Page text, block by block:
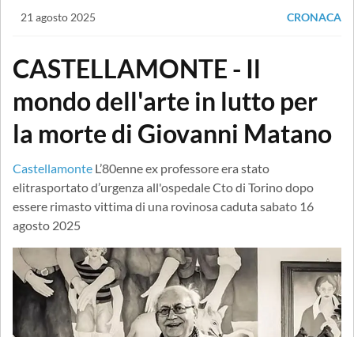
21 agosto 2025 CRONACA
CASTELLAMONTE - Il
mondo dell'arte in lutto per
la morte di Giovanni Matano
Castellamonte L’80enne ex professore era stato
elitrasportato d’urgenza all'ospedale Cto di Torino dopo
essere rimasto vittima di una rovinosa caduta sabato 16
agosto 2025